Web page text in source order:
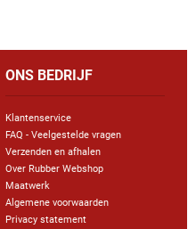
ONS BEDRIJF
Klantenservice
FAQ - Veelgestelde vragen
Verzenden en afhalen
Over Rubber Webshop
Maatwerk
Algemene voorwaarden
Privacy statement